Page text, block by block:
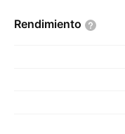
Rendimiento